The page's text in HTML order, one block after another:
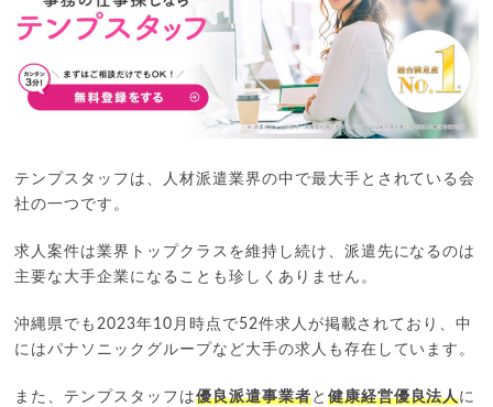
テンプスタッフは、人材派遣業界の中で最大手とされている会
社の一つです。
求人案件は業界トップクラスを維持し続け、派遣先になるのは
主要な大手企業になることも珍しくありません。
沖縄県でも2023年10月時点で52件求人が掲載されており、中
にはパナソニックグループなど大手の求人も存在しています。
また、テンプスタッフは優良派遣事業者と 健康経営優良法人に